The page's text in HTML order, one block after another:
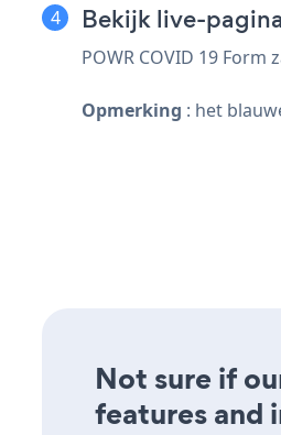
Bekijk live-pagina
POWR COVID 19
Opmerking : het
Not sure if
features and